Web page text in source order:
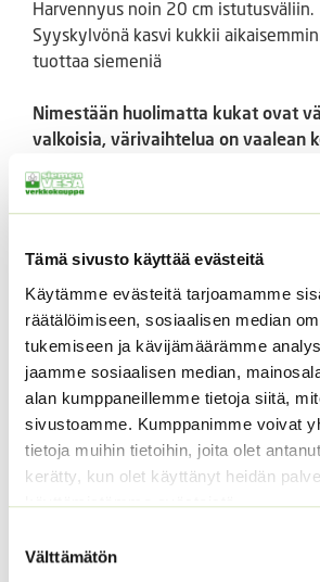
Tämä sivusto käyttää evästeitä
Käytämme evästeitä tarjoamamme
räätälöimiseen, sosiaalisen median
tukemiseen ja kävijämäärämme
jaamme sosiaalisen median,
alan kumppaneillemme tietoja siitä,
sivustoamme. Kumppanimme voivat
tietoja muihin tietoihin, joita olet
kerätty, kun olet käyttänyt heidän
käyttämistämme evästeistä
valinta
Välttämätön
Harvennyus noin 20 cm istutusväliin.
Syyskylvönä kasvi kukkii
tuottaa siemeniä
Nimestään huolimatta kukat ovat
valkoisia, värivaihtelua on vaalean
1 g sisältää noin 2000 – 2500 s.
Tutustu myös
Tarhakukonkannus